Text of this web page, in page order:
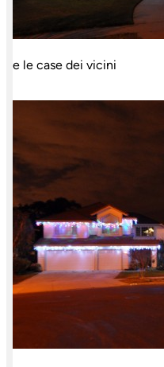
e le case dei vicini